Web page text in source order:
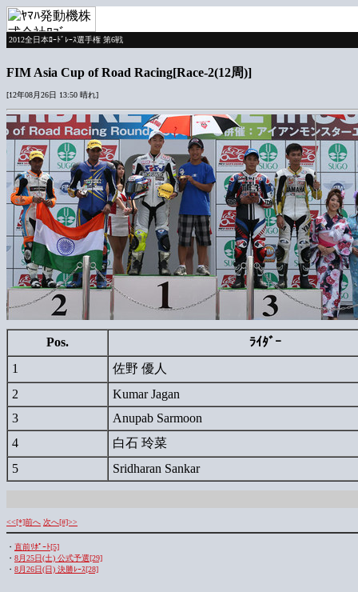
2012全日本ﾛｰﾄﾞﾚｰｽ選手権 第6戦
FIM Asia Cup of Road Racing[Race-2(12周)]
[12年08月26日 13:50 晴れ]
Pos.
ﾗｲﾀﾞｰ
1
佐野 優人
2
Kumar Jagan
3
Anupab Sarmoon
4
白石 玲菜
5
Sridharan Sankar
<<[*]前へ 次へ[#]>>
・ 直前ﾘﾎﾟｰﾄ[5]
・ 8月25日(土) 公式予選[29]
・ 8月26日(日) 決勝ﾚｰｽ[28]